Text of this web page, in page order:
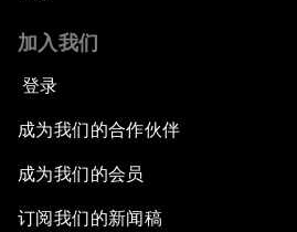
加入我们
登录
成为我们的合作伙伴
成为我们的会员
订阅我们的新闻稿